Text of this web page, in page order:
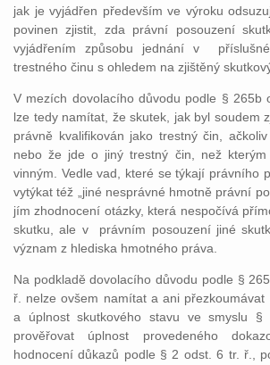
jak je vyjádřen především ve výroku
povinen zjistit, zda právní posouzení
vyjádřením způsobu jednání v
trestného činu s ohledem na zjištěný
V mezích dovolacího důvodu podle § 265b
lze tedy namítat, že skutek, jak byl soudem
právně kvalifikován jako trestný čin,
nebo že jde o jiný trestný čin, než kterým
vinným. Vedle vad, které se týkají právního
vytýkat též „jiné nesprávné hmotně právní
jím zhodnocení otázky, která nespočívá
skutku, ale v právním posouzení jiné
význam z hlediska hmotného práva.
Na podkladě dovolacího důvodu podle §
ř. nelze ovšem namítat a ani přezkoumávat
a úplnost skutkového stavu ve smyslu
prověřovat úplnost provedeného
hodnocení důkazů podle § 2 odst. 6 tr. ř.,